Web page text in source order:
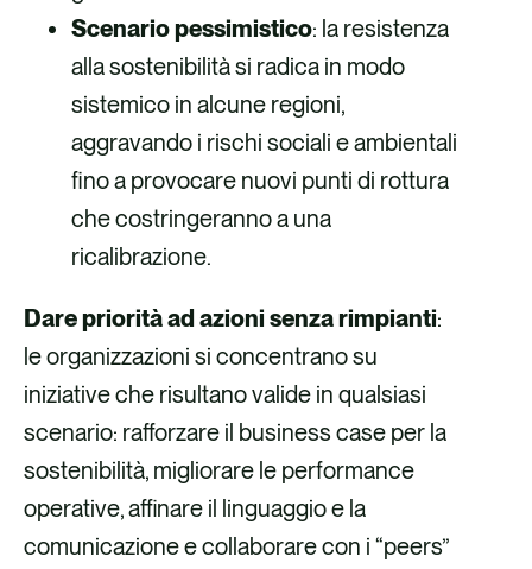
Scenario pessimistico: la resistenza
alla sostenibilità si radica in modo
sistemico in alcune regioni,
aggravando i rischi sociali e ambientali
fino a provocare nuovi punti di rottura
che costringeranno a una
ricalibrazione.
Dare priorità ad azioni senza rimpianti:
le organizzazioni si concentrano su
iniziative che risultano valide in qualsiasi
scenario: rafforzare il business case per la
sostenibilità, migliorare le performance
operative, affinare il linguaggio e la
comunicazione e collaborare con i “peers”